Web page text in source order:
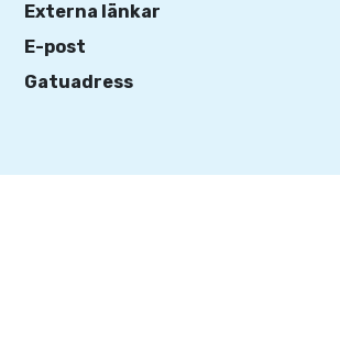
Externa länkar
E-post
Gatuadress